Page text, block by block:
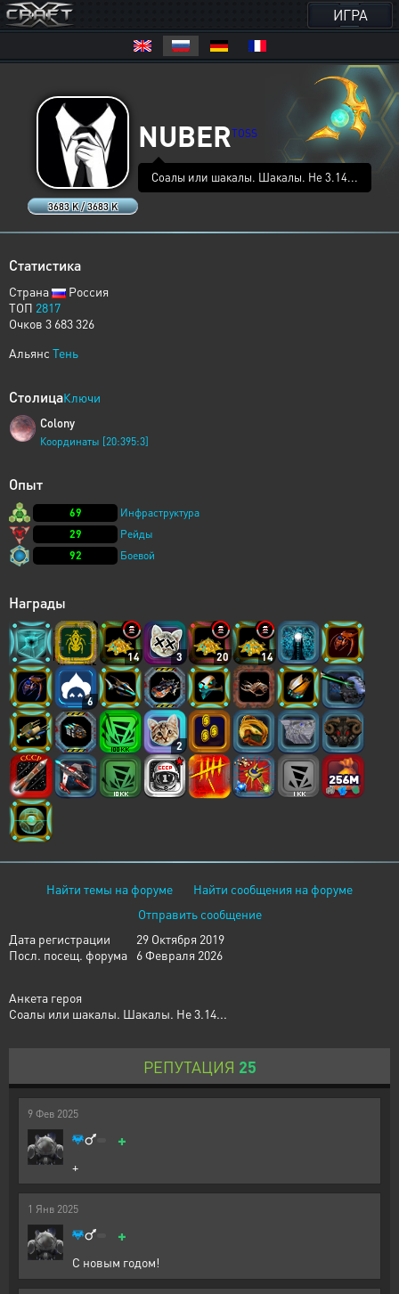
ИГРА
3683 K / 3683 K
NUBERTOSS
Соалы или шакалы. Шакалы. Не 3.14...
Статистика
Страна
Россия
ТОП 2817
Очков 3 683 326
Альянс Тень
СтолицаКлючи
Colony
Координаты [20:395:3]
Опыт
69
Инфраструктура
29
Рейды
92
Боевой
Награды
14 3 20 14
6
2
Найти темы на форуме
Найти сообщения на форуме
Отправить сообщение
Дата регистрации
29 Октября 2019
Посл. посещ. форума
6 Февраля 2026
Анкета героя
Соалы или шакалы. Шакалы. Не 3.14...
РЕПУТАЦИЯ 25
9 Фев 2025
+
+
1 Янв 2025
+
С новым годом!